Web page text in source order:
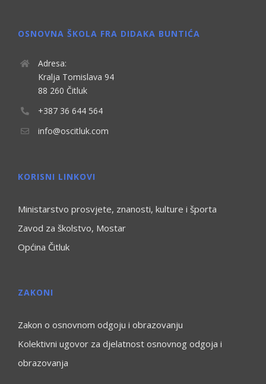
OSNOVNA ŠKOLA FRA DIDAKA BUNTIĆA
Adresa:
Kralja Tomislava 94
88 260 Čitluk
+387 36 644 564
info@oscitluk.com
KORISNI LINKOVI
Ministarstvo prosvjete, znanosti, kulture i športa
Zavod za školstvo, Mostar
Općina Čitluk
ZAKONI
Zakon o osnovnom odgoju i obrazovanju
Kolektivni ugovor za djelatnost osnovnog odgoja i
obrazovanja